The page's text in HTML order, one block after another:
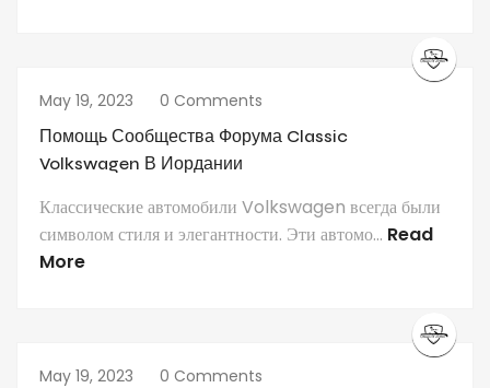
May 19, 2023 0 Comments
Помощь Сообщества Форума Classic
Volkswagen В Иордании
Классические автомобили Volkswagen всегда были
символом стиля и элегантности. Эти автомо... Read
More
May 19, 2023 0 Comments